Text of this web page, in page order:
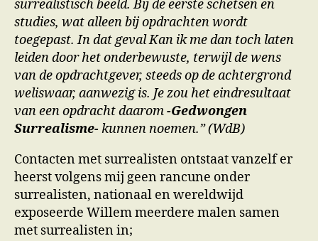
surrealistisch beeld. Bij de eerste schetsen en
studies, wat alleen bij opdrachten wordt
toegepast. In dat geval Kan ik me dan toch laten
leiden door het onderbewuste, terwijl de wens
van de opdrachtgever, steeds op de achtergrond
weliswaar, aanwezig is. Je zou het eindresultaat
van een opdracht daarom-Gedwongen
Surrealisme-kunnen noemen.” (WdB)
Contacten met surrealisten ontstaat vanzelf er
heerst volgens mij geen rancune onder
surrealisten, nationaal en wereldwijd
exposeerde Willem meerdere malen samen
met surrealisten in;